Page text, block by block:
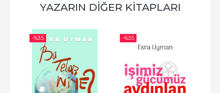
YAZARIN DIĞER KITAPLARI
-%35 -%35